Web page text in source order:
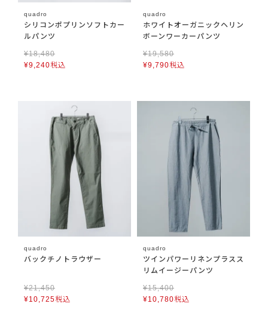
quadro
シリコンポプリンソフトカー
ルパンツ
¥18,480
¥9,240税込
quadro
ホワイトオーガニックヘリン
ボーンワーカーパンツ
¥19,580
¥9,790税込
quadro
バックチノトラウザー
¥21,450
¥10,725税込
quadro
ツインパワーリネンプラスス
リムイージーパンツ
¥15,400
¥10,780税込